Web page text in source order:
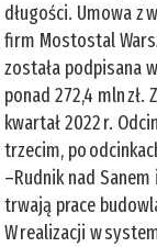
długości. Umowa z
firm Mostostal
została podpisana
ponad 272,4 mln
kwartał 2022 r.
trzecim, po
–Rudnik nad
trwają prace
W realizacji w